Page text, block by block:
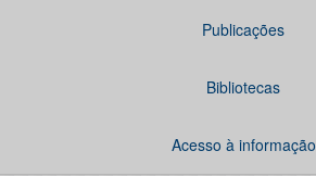
Publicações
Bibliotecas
Acesso à informação